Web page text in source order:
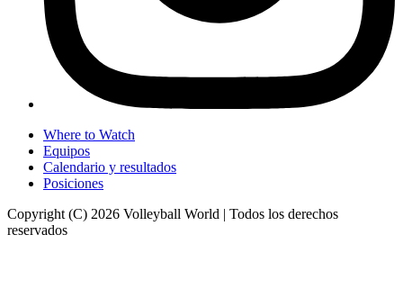
Where to Watch
Equipos
Calendario y resultados
Posiciones
Copyright (C) 2026 Volleyball World | Todos los derechos
reservados